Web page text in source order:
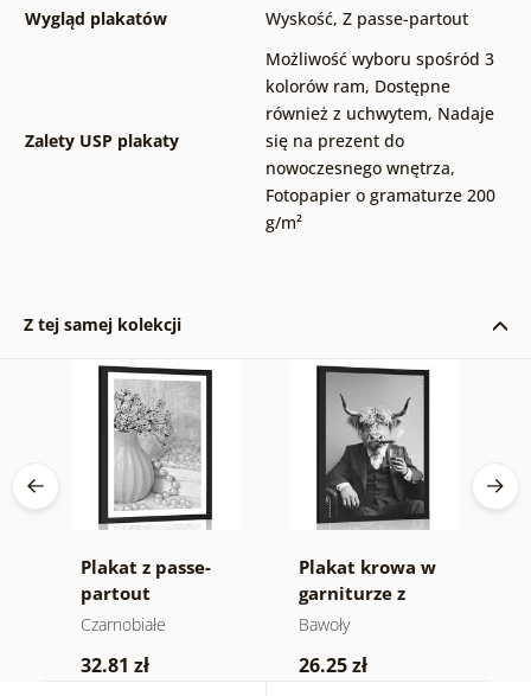
Wygląd plakatów
Wyskość, Z passe-partout
Zalety USP plakaty
Możliwość wyboru spośród 3
kolorów ram, Dostępne
również z uchwytem, Nadaje
się na prezent do
nowoczesnego wnętrza,
Fotopapier o gramaturze 200
g/m²
Z tej samej kolekcji
Plakat z passe-
partout
luksusowe zacisze
Czarnobiałe
32.81 zł
Plakat krowa w
garniturze z
cygarem i whisky
Bawoły
26.25 zł